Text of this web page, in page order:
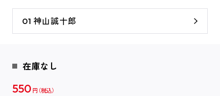
01 神山誠十郎
在庫なし
550 円